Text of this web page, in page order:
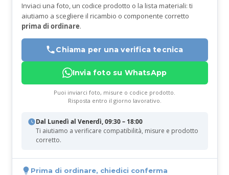
Inviaci una foto, un codice prodotto o la lista materiali: ti
aiutiamo a scegliere il ricambio o componente corretto
prima di ordinare.
Chiama per una verifica tecnica
Invia foto su WhatsApp
Puoi inviarci foto, misure o codice prodotto.
Risposta entro il giorno lavorativo.
Dal Lunedì al Venerdì, 09:30 – 18:00
Ti aiutiamo a verificare compatibilità, misure e prodotto
corretto.
Prima di ordinare, chiedici conferma